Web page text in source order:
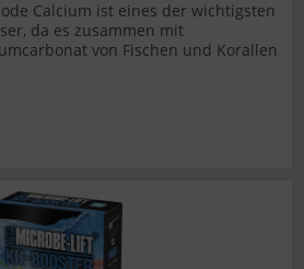
Calcium ist eines der wichtigsten
da es zusammen mit
von Fischen und Korallen